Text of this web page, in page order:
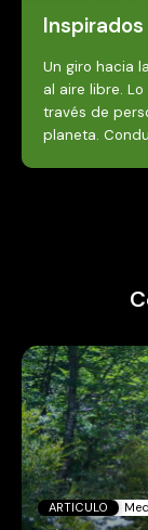
Un giro hacia
al aire libre.
través de
planeta.
ARTICULO